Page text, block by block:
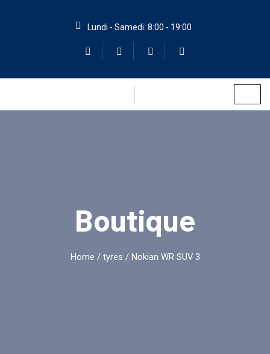
Lundi - Samedi: 8:00 - 19:00
Boutique
Home / tyres / Nokian WR SUV 3